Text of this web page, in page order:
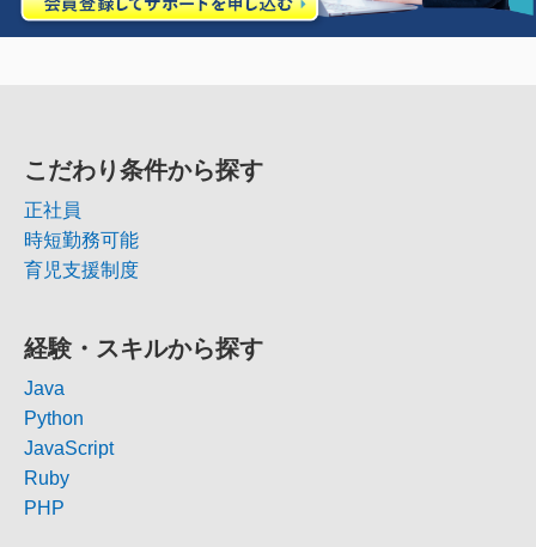
こだわり条件から探す
正社員
時短勤務可能
育児支援制度
経験・スキルから探す
Java
Python
JavaScript
Ruby
PHP